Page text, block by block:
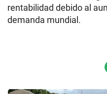
rentabilidad debido al
demanda mundial.